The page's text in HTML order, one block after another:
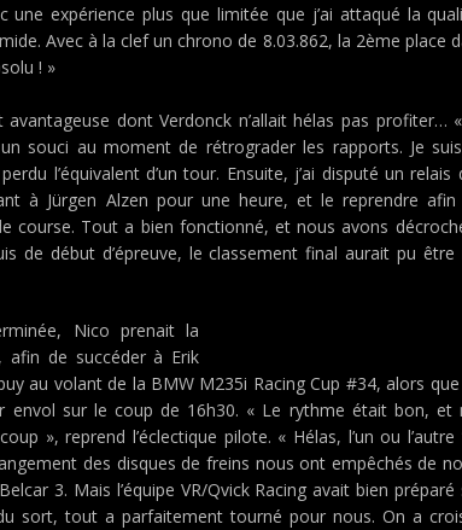
une expérience plus que limitée que j’ai attaqué la
Avec à la clef un chrono de 8.03.862, la 2ème place
! »
dont Verdonck n’allait hélas pas profiter…
souci au moment de rétrograder les rapports. Je
l’équivalent d’un tour. Ensuite, j’ai disputé un relais
à Jürgen Alzen pour une heure, et le reprendre afin
course. Tout a bien fonctionné, et nous avons
de début d’épreuve, le classement final aurait pu
Nico prenait la
afin de succéder à Erik
au volant de la BMW M235i Racing Cup #34, alors
envol sur le coup de 16h30. « Le rythme était bon, et
», reprend l’éclectique pilote. « Hélas, l’un ou l’autre
des disques de freins nous ont empêchés de
3. Mais l’équipe VR/Qvick Racing avait bien
sort, tout a parfaitement tourné pour nous. On a